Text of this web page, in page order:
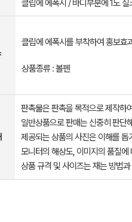
클립에 에폭시 / 바디부분에 1도 실
클립에 에폭시를 부착하여 홍보효
상품종류 : 볼펜
판촉물은 판촉을 목적으로 제작하
일반상품으로 판매는 신중히 판단
제공되는 상품의 사진은 이해를
모니터의 해상도, 이미지의 품질
상품 규격 및 사이즈는 재는 방법